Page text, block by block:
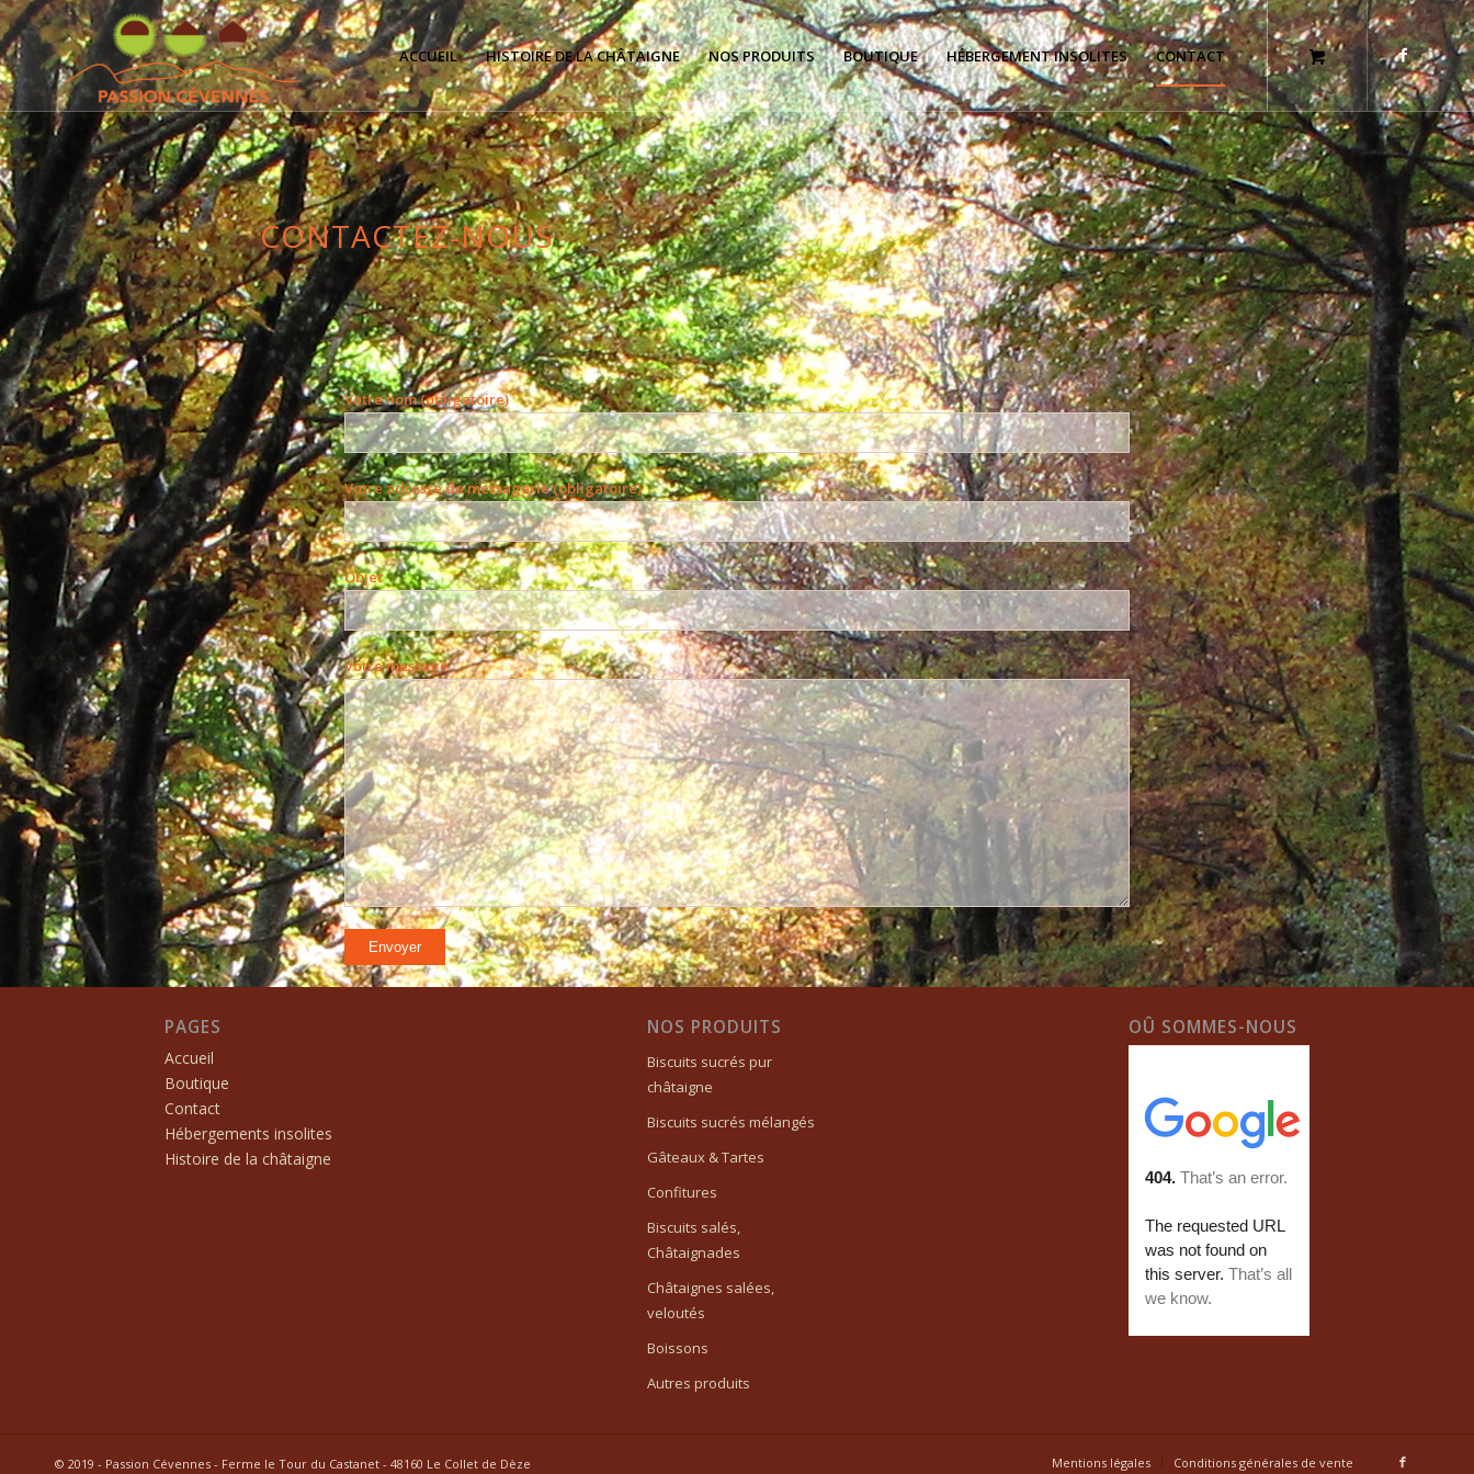
ACCUEIL HISTOIRE DE LA CHÂTAIGNE NOS PRODUITS BOUTIQUE HÉBERGEMENT INSOLITES CONTACT
CONTACTEZ-NOUS
Votre nom (obligatoire)
Votre adresse de messagerie (obligatoire)
Objet
Votre message
PAGES
Accueil
Boutique
Contact
Hébergements insolites
Histoire de la châtaigne
NOS PRODUITS
Biscuits sucrés pur
châtaigne
Biscuits sucrés mélangés
Gâteaux & Tartes
Confitures
Biscuits salés,
Châtaignades
Châtaignes salées,
veloutés
Boissons
Autres produits
OÛ SOMMES-NOUS
© 2019 - Passion Cévennes - Ferme le Tour du Castanet - 48160 Le Collet de Dèze Mentions légales Conditions générales de vente